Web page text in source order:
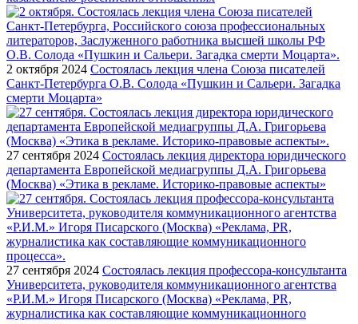
2 октября 2024 Состоялась лекция члена Союза писателей
Санкт-Петербурга О.В. Солода «Пушкин и Сальери. Загадка
смерти Моцарта»
27 сентября 2024 Состоялась лекция директора юридического
департамента Европейской медиагруппы Д.А. Григорьева
(Москва) «Этика в рекламе. Историко-правовые аспекты»
27 сентября 2024 Состоялась лекция профессора-консультанта
Университета, руководителя коммуникационного агентства
«Р.И.М.» Игоря Писарского (Москва) «Реклама, PR,
журналистика как составляющие коммуникационного